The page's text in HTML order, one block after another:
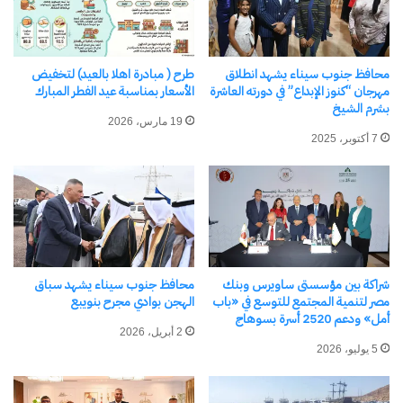
فعاليات بطولة العالم للسباحة
بالزعانف للأساتذة بشرم الشيخ
17 أبريل، 2026
في "محافظات"
اكتشاف المزيد من
اشترك للحصول على أحدث التدوينات المرسلة إلى بريدك
الإلكتروني.
كتابة بريدك الإلكتروني...
اشتراك
محافظ جنوب سيناء يشهد انطلاق
مهرجان “كنوز الإبداع” في دورته العاشرة
بشرم الشيخ
7 أكتوبر، 2025
طرح ( مبادرة اهلا بالعيد) لتخفيض
الأسعار بمناسبة عيد الفطر المبارك
19 مارس، 2026
شراكة بين مؤسستى ساويرس وبنك
مصر لتنمية المجتمع للتوسع في «باب
أمل» ودعم 2520 أسرة بسوهاج
5 يوليو، 2026
محافظ جنوب سيناء يشهد سباق
الهجن بوادي مجرح بنويبع
2 أبريل، 2026